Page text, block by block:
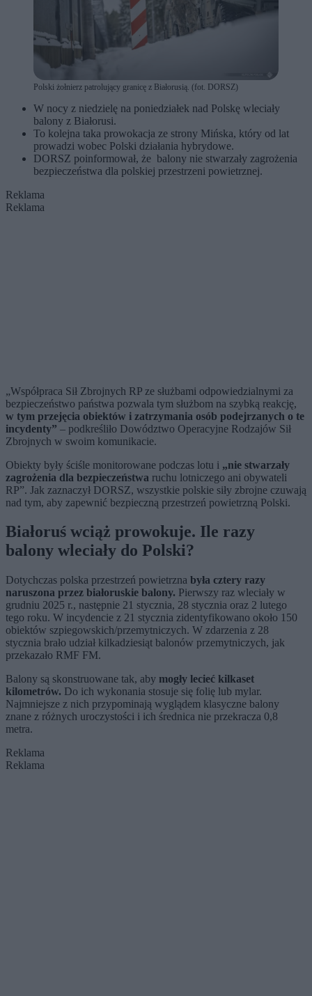
Polski żołnierz patrolujący granicę z Białorusią. (fot. DORSZ)
W nocy z niedzielę na poniedziałek nad Polskę wleciały
balony z Białorusi.
To kolejna taka prowokacja ze strony Mińska, który od lat
prowadzi wobec Polski działania hybrydowe.
DORSZ poinformował, że balony nie stwarzały zagrożenia
bezpieczeństwa dla polskiej przestrzeni powietrznej.
Reklama
Reklama
„Współpraca Sił Zbrojnych RP ze służbami odpowiedzialnymi za
bezpieczeństwo państwa pozwala tym służbom na szybką reakcję,
w tym przejęcia obiektów i zatrzymania osób podejrzanych o te
incydenty” – podkreśliło Dowództwo Operacyjne Rodzajów Sił
Zbrojnych w swoim komunikacie.
Obiekty były ściśle monitorowane podczas lotu i „nie stwarzały
zagrożenia dla bezpieczeństwa ruchu lotniczego ani obywateli
RP”. Jak zaznaczył DORSZ, wszystkie polskie siły zbrojne czuwają
nad tym, aby zapewnić bezpieczną przestrzeń powietrzną Polski.
Białoruś wciąż prowokuje. Ile razy
balony wleciały do Polski?
Dotychczas polska przestrzeń powietrzna była cztery razy
naruszona przez białoruskie balony. Pierwszy raz wleciały w
grudniu 2025 r., następnie 21 stycznia, 28 stycznia oraz 2 lutego
tego roku. W incydencie z 21 stycznia zidentyfikowano około 150
obiektów szpiegowskich/przemytniczych. W zdarzenia z 28
stycznia brało udział kilkadziesiąt balonów przemytniczych, jak
przekazało RMF FM.
Balony są skonstruowane tak, aby mogły lecieć kilkaset
kilometrów. Do ich wykonania stosuje się folię lub mylar.
Najmniejsze z nich przypominają wyglądem klasyczne balony
znane z różnych uroczystości i ich średnica nie przekracza 0,8
metra.
Reklama
Reklama